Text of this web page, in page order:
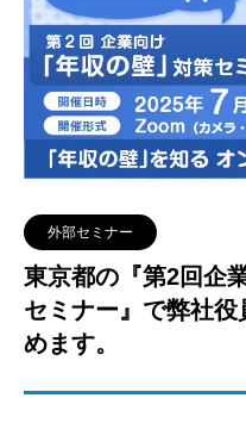
外部セミナー
東京都の『第2回企
セミナー』で弊社
めます。